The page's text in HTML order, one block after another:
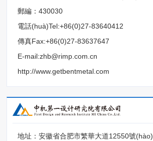
郵編：430030
電話(huà)Tel:+86(0)27-83640412
傳真Fax:+86(0)27-83637647
E-mail:zhb@rimp.com.cn
http://www.getbentmetal.com
地址：安徽省合肥市繁華大道12550號(hào)